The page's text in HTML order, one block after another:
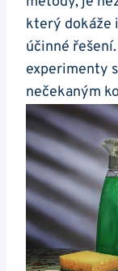
který ⁢dokáže
účinné
⁤experimenty
nečekaným